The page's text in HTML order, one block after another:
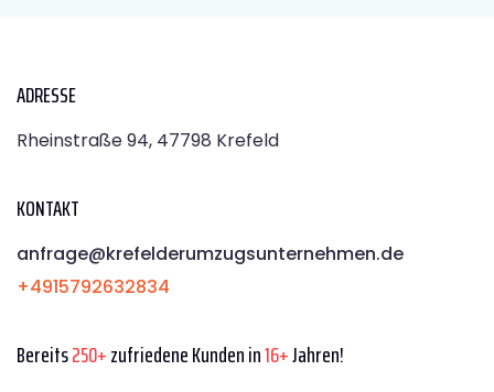
ADRESSE
Rheinstraße 94, 47798 Krefeld
KONTAKT
anfrage@krefelderumzugsunternehmen.de
+4915792632834
Bereits250+zufriedene Kunden in16+Jahren!